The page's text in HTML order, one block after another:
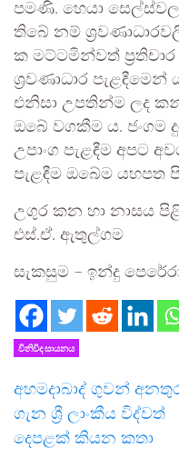
පමණි. හෙයා
තිබේ නම්
ක මට්ටමින්වත්
ශ්‍රවණාධාර
එනිසා උපතින්ම ලද
ඔබේ වගකීම ය. ජංගම
උපාංග පැළඳීම අපට
පැළඳීම ඔබේම යහපත
උගුර කන හා නාසය
එස්.ඒ. ඇතුල්ගම
සැකසුම – ඉන්දු
විනිවිද සායනය
අහමදාබාද් ගුවන්
ගැන ශ්‍රී ලාංකීය විද්වත්
දෙපළක් කියන කතා